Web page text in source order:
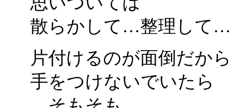
散らかして…整理して
片付けるのが面倒だか
手をつけないでいたら